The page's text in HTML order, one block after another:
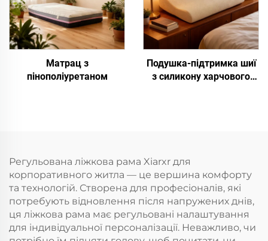
Матрац з
пінополіуретаном
Подушка-підтримка шиї
з силикону харчового
Регульована ліжкова рама Xiarxr для
корпоративного житла — це вершина комфорту
та технологій. Створена для професіоналів, які
потребують відновлення після напружених днів,
ця ліжкова рама має регульовані налаштування
для індивідуальної персоналізації. Неважливо, чи